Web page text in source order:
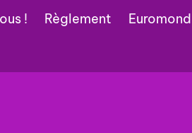
! Règlement